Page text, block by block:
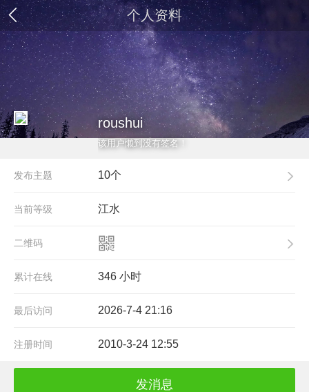
个人资料
roushui
该用户懒到没有签名！
10个
发布主题
江水
当前等级
二维码
346 小时
累计在线
2026-7-4 21:16
最后访问
2010-3-24 12:55
注册时间
发消息